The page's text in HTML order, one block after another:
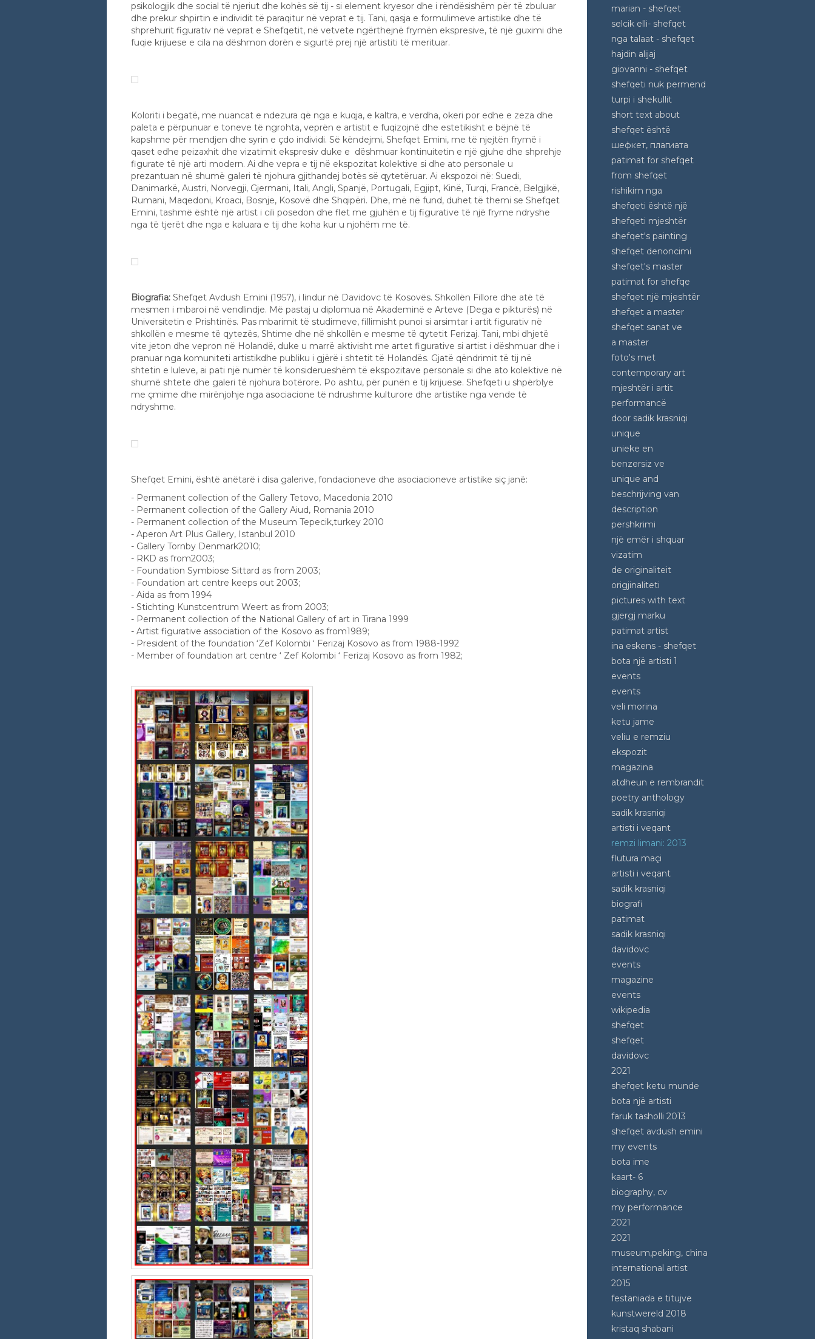
psikologjik dhe social të njeriut dhe kohës së tij - si element kryesor dhe i rëndësishëm për të zbuluar
dhe prekur shpirtin e individit të paraqitur në veprat e tij. Tani, qasja e formulimeve artistike dhe të
shprehurit figurativ në veprat e Shefqetit, në vetvete ngërthejnë frymën ekspresive, të një guximi dhe
fuqie krijuese e cila na dëshmon dorën e sigurtë prej një artistiti të merituar.
Koloriti i begatë, me nuancat e ndezura që nga e kuqja, e kaltra, e verdha, okeri por edhe e zeza dhe
paleta e përpunuar e toneve të ngrohta, veprën e artistit e fuqizojnë dhe estetikisht e bëjnë të
kapshme për mendjen dhe syrin e çdo individi. Së këndejmi, Shefqet Emini, me të njejtën frymë i
qaset edhe peizaxhit dhe vizatimit ekspresiv duke e dëshmuar kontinuitetin e një gjuhe dhe shprehje
figurate të një arti modern. Ai dhe vepra e tij në ekspozitat kolektive si dhe ato personale u
prezantuan në shumë galeri të njohura gjithandej botës së qytetëruar. Ai ekspozoi në: Suedi,
Danimarkë, Austri, Norvegji, Gjermani, Itali, Angli, Spanjë, Portugali, Egjipt, Kinë, Turqi, Francë, Belgjikë,
Rumani, Maqedoni, Kroaci, Bosnje, Kosovë dhe Shqipëri. Dhe, më në fund, duhet të themi se Shefqet
Emini, tashmë është një artist i cili posedon dhe flet me gjuhën e tij figurative të një fryme ndryshe
nga të tjerët dhe nga e kaluara e tij dhe koha kur u njohëm me të.
Biografia: Shefqet Avdush Emini (1957), i lindur në Davidovc të Kosovës. Shkollën Fillore dhe atë të
mesmen i mbaroi në vendlindje. Më pastaj u diplomua në Akademinë e Arteve (Dega e pikturës) në
Universitetin e Prishtinës. Pas mbarimit të studimeve, fillimisht punoi si arsimtar i artit figurativ në
shkollën e mesme të qytezës, Shtime dhe në shkollën e mesme të qytetit Ferizaj. Tani, mbi dhjetë
vite jeton dhe vepron në Holandë, duke u marrë aktivisht me artet figurative si artist i dëshmuar dhe i
pranuar nga komuniteti artistikdhe publiku i gjërë i shtetit të Holandës. Gjatë qëndrimit të tij në
shtetin e luleve, ai pati një numër të konsiderueshëm të ekspozitave personale si dhe ato kolektive në
shumë shtete dhe galeri të njohura botërore. Po ashtu, për punën e tij krijuese. Shefqeti u shpërblye
me çmime dhe mirënjohje nga asociacione të ndrushme kulturore dhe artistike nga vende të
ndryshme.
Shefqet Emini, është anëtarë i disa galerive, fondacioneve dhe asociacioneve artistike siç janë:
- Permanent collection of the Gallery Tetovo, Macedonia 2010
- Permanent collection of the Gallery Aiud, Romania 2010
- Permanent collection of the Museum Tepecik,turkey 2010
- Aperon Art Plus Gallery, Istanbul 2010
- Gallery Tornby Denmark2010;
- RKD as from2003;
- Foundation Symbiose Sittard as from 2003;
- Foundation art centre keeps out 2003;
- Aida as from 1994
- Stichting Kunstcentrum Weert as from 2003;
- Permanent collection of the National Gallery of art in Tirana 1999
- Artist figurative association of the Kosovo as from1989;
- President of the foundation ‘Zef Kolombi ‘ Ferizaj Kosovo as from 1988-1992
- Member of foundation art centre ‘ Zef Kolombi ‘ Ferizaj Kosovo as from 1982;
marian - shefqet
selcik elli- shefqet
nga talaat - shefqet
hajdin alijaj
giovanni - shefqet
shefqeti nuk permend
turpi i shekullit
short text about
shefqet është
шефкет, плагиата
patimat for shefqet
from shefqet
rishikim nga
shefqeti është një
shefqeti mjeshtër
shefqet's painting
shefqet denoncimi
shefqet's master
patimat for shefqe
shefqet një mjeshtër
shefqet a master
shefqet sanat ve
a master
foto's met
contemporary art
mjeshtër i artit
performancë
door sadik krasniqi
unique
unieke en
benzersiz ve
unique and
beschrijving van
description
pershkrimi
një emër i shquar
vizatim
de originaliteit
origjinaliteti
pictures with text
gjergj marku
patimat artist
ina eskens - shefqet
bota një artisti 1
events
events
veli morina
ketu jame
veliu e remziu
ekspozit
magazina
atdheun e rembrandit
poetry anthology
sadik krasniqi
artisti i veqant
remzi limani: 2013
flutura maçi
artisti i veqant
sadik krasniqi
biografi
patimat
sadik krasniqi
davidovc
events
magazine
events
wikipedia
shefqet
shefqet
davidovc
2021
shefqet ketu munde
bota një artisti
faruk tasholli 2013
shefqet avdush emini
my events
bota ime
kaart- 6
biography, cv
my performance
2021
2021
museum,peking, china
international artist
2015
festaniada e titujve
kunstwereld 2018
kristaq shabani